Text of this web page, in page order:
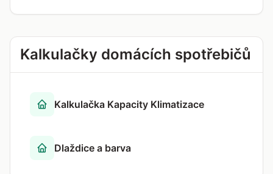
Kalkulačky domácích spotřebičů
Kalkulačka Kapacity Klimatizace
Dlaždice a barva